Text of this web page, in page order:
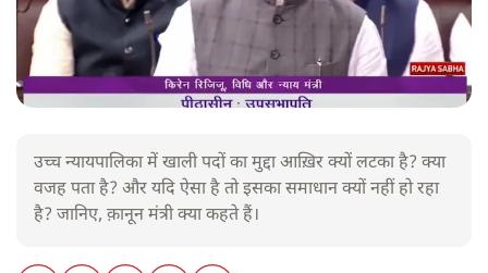
उच्च न्यायपालिका में खाली पदों का मुद्दा आख़िर क्यों लटका है? क्या
वजह पता है? और यदि ऐसा है तो इसका समाधान क्यों नहीं हो रहा
है? जानिए, क़ानून मंत्री क्या कहते हैं।